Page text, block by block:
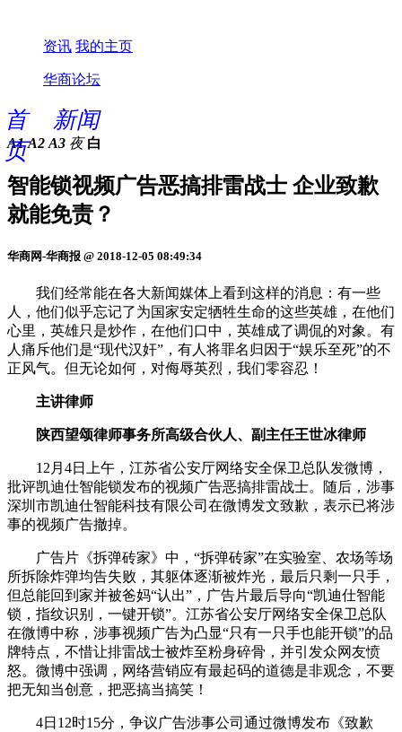
资讯 我的主页
华商论坛
首
页
新闻
A1 A2 A3 夜 白
智能锁视频广告恶搞排雷战士 企业致歉
就能免责？
华商网-华商报 @ 2018-12-05 08:49:34
我们经常能在各大新闻媒体上看到这样的消息：有一些
人，他们似乎忘记了为国家安定牺牲生命的这些英雄，在他们
心里，英雄只是炒作，在他们口中，英雄成了调侃的对象。有
人痛斥他们是“现代汉奸”，有人将罪名归因于“娱乐至死”的不
正风气。但无论如何，对侮辱英烈，我们零容忍！
主讲律师
陕西望颂律师事务所高级合伙人、副主任王世冰律师
12月4日上午，江苏省公安厅网络安全保卫总队发微博，
批评凯迪仕智能锁发布的视频广告恶搞排雷战士。随后，涉事
深圳市凯迪仕智能科技有限公司在微博发文致歉，表示已将涉
事的视频广告撤掉。
广告片《拆弹砖家》中，“拆弹砖家”在实验室、农场等场
所拆除炸弹均告失败，其躯体逐渐被炸光，最后只剩一只手，
但总能回到家并被爸妈“认出”，广告片最后导向“凯迪仕智能
锁，指纹识别，一键开锁”。江苏省公安厅网络安全保卫总队
在微博中称，涉事视频广告为凸显“只有一只手也能开锁”的品
牌特点，不惜让排雷战士被炸至粉身碎骨，并引发众网友愤
怒。微博中强调，网络营销应有最起码的道德是非观念，不要
把无知当创意，把恶搞当搞笑！
4日12时15分，争议广告涉事公司通过微博发布《致歉